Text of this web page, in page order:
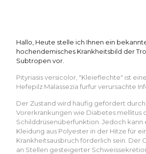
Hallo, Heute stelle ich Ihnen ein
hochendemisches Krankheitsbild der
Subtropen vor.
Pityriasis versicolor, "Kleieflechte" ist
Hefepilz Malassezia furfur verursachte
Der Zustand wird häufig gefördert
Vorerkrankungen wie Diabetes mellitus
Schilddrüsenüberfunktion. Jedoch
Kleidung aus Polyester in der Hitze für
Krankheitsausbruch förderlich sein. Der
an Stellen gesteigerter